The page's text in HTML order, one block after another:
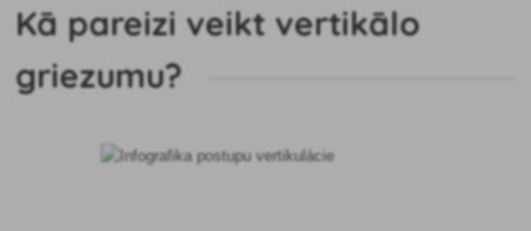
Kā pareizi veikt vertikālo
griezumu?